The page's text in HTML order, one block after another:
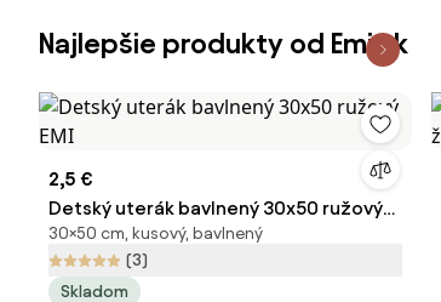
Najlepšie produkty od Emi.sk
2,5 €
Detský uterák bavlnený 30x50 ružový
EMI
30×50 cm, kusový, bavlnený
(3)
Skladom